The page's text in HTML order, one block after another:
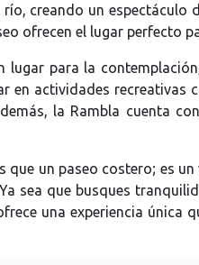
creando un
ofrecen el lugar perfecto
lugar para la
en actividades recreativas
la Rambla cuenta
que un paseo costero; es
sea que busques
una experiencia única